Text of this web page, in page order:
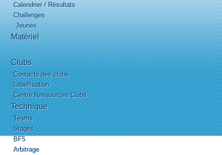
Calendrier / Résultats
Challenges
Jeunes
Matériel
Clubs
Contacts des clubs
Labellisation
Centre Ressources Clubs
Technique
Teams
Stages
BF5
Arbitrage